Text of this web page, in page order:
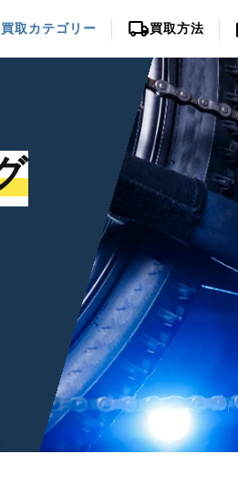
買取カテゴリー local_shipping買取方法